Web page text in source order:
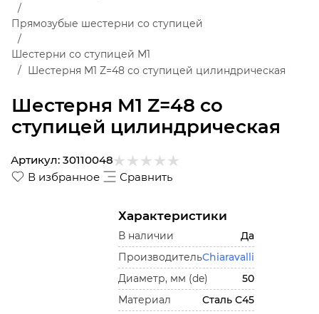
Шестерня M1 Z=48 со
ступицей цилиндрическая
Прямозубые шестерни со ступицей
Шестерни со ступицей М1
Шестерня M1 Z=48 со ступицей цилиндрическая
В избранное Сравнить
Артикул: 30110048
Характеристики
В наличии
Да
ПроизводительChiaravalli
Диаметр, мм (de)
50
Материал
Сталь С45